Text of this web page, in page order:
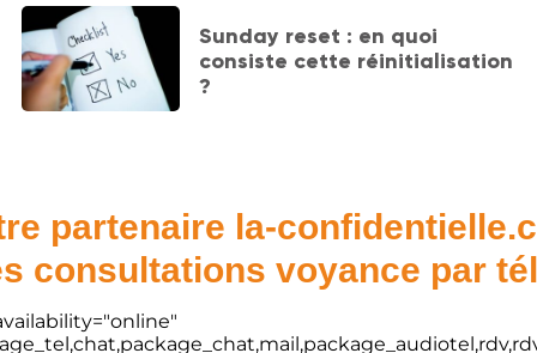
Sunday reset : en quoi
consiste cette réinitialisation
?
partenaire la-
consultations voyance par